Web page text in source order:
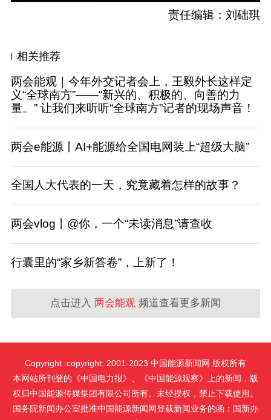
责任编辑：刘础琪
相关推荐
两会能观｜今年外交记者会上，王毅外长这样定
义“全球南方”——“新兴的、积极的、向善的力
量。” 让我们来听听“全球南方”记者的现场声音！
两会e能源丨AI+能源给全国电网装上“超级大脑”
全国人大代表的一天，究竟藏着怎样的故事？
两会vlog丨@你，一个“未读消息”请查收
行囊里的“家乡新答卷”，上新了！
点击进入 两会能观 频道查看更多新闻
Copyright :copyright: 2001-2023 中国能源新闻网 版权所有
本网站所刊登的《中国电力报》、《中国能源观察》上的新闻，版
权归中国能源传媒集团有限公司所有。未经授权，禁止下载使用。
国务院新闻办公室批准中国能源新闻网登载新闻业务的函：国新办